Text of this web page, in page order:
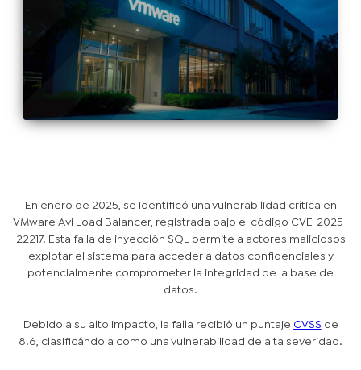
En enero de 2025, se identificó una vulnerabilidad crítica en
VMware Avi Load Balancer, registrada bajo el código CVE-2025-
22217. Esta falla de inyección SQL permite a actores maliciosos
explotar el sistema para acceder a datos confidenciales y
potencialmente comprometer la integridad de la base de
datos.
Debido a su alto impacto, la falla recibió un puntaje CVSS de
8.6, clasificándola como una vulnerabilidad de alta severidad.